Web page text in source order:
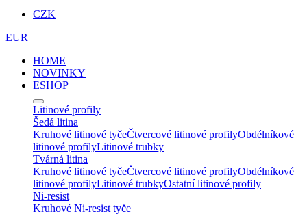
CZK
EUR
HOME
NOVINKY
ESHOP
Litinové profily
Šedá litina
Kruhové litinové tyčeČtvercové litinové profilyObdélníkové
litinové profilyLitinové trubky
Tvárná litina
Kruhové litinové tyčeČtvercové litinové profilyObdélníkové
litinové profilyLitinové trubkyOstatní litinové profily
Ni-resist
Kruhové Ni-resist tyče